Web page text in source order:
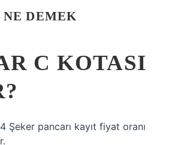
NE DEMEK
C KOTASI
Şeker pancarı kayıt fiyat oranı